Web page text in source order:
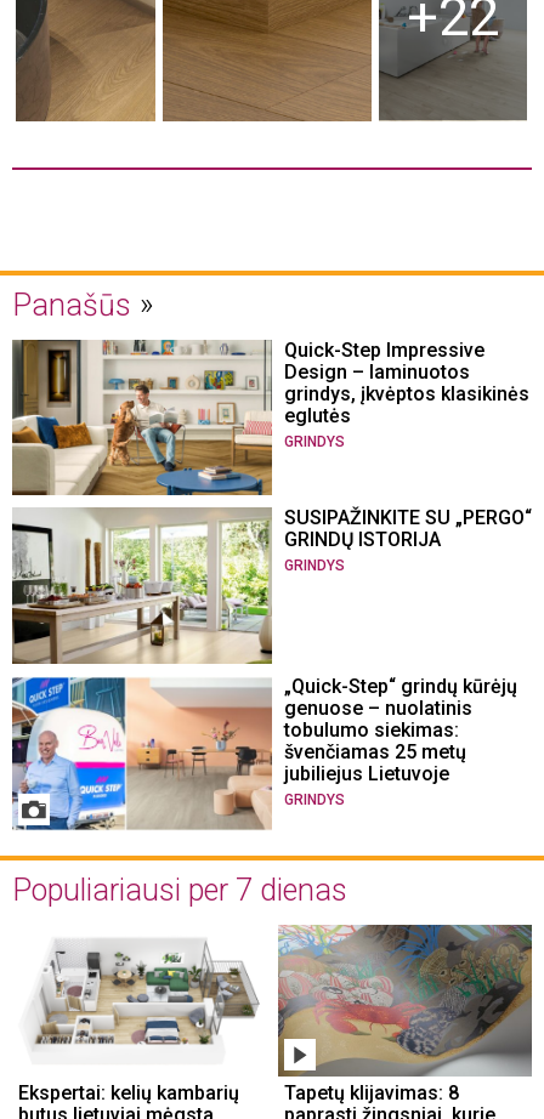
+22
Panašūs
Quick-Step Impressive
Design – laminuotos
grindys, įkvėptos klasikinės
eglutės
GRINDYS
SUSIPAŽINKITE SU „PERGO“
GRINDŲ ISTORIJA
GRINDYS
„Quick-Step“ grindų kūrėjų
genuose – nuolatinis
tobulumo siekimas:
švenčiamas 25 metų
jubiliejus Lietuvoje
GRINDYS
Populiariausi per 7 dienas
Ekspertai: kelių kambarių
Tapetų klijavimas: 8